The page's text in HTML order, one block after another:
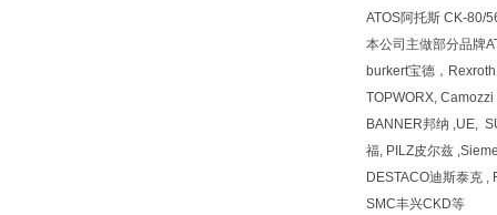
ATOS阿托斯 CK-80/
本公司主做部分品牌
burkert宝德，
TOPWORX,
BANNER邦纳 ,UE,
福, PILZ皮尔兹
DESTACO迪斯泰克
SMC丰兴CKD等